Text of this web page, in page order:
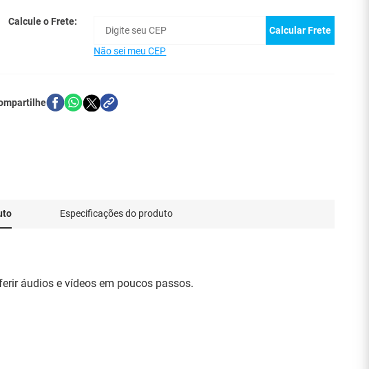
Calcule o Frete:
Calcular Frete
Não sei meu CEP
Especificações do produto
áudios e vídeos em poucos passos.